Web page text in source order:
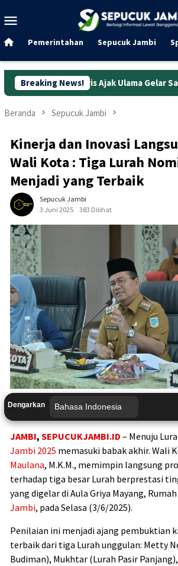
ke
Mobile
Pemerintahan Sepucuk Jambi
Breaking News!
Ajak Ulama Gelar Salat Istisqa
Beranda Sepucuk Jambi
Kinerja dan Inovasi
Wali Kota : Tiga Lurah
Menjadi yang Terbaik
Sepucuk Jambi
3 Juni 2025
383 Dilihat
Dengarkan
JAMBI, SEPUCUKJAMBI.ID – Menuju
Jambi 2025 memasuki babak akhir. Wali
Maulana, M.K.M., memimpin langsung
terhadap tiga besar Lurah berprestasi
yang digelar di Aula Griya Mayang,
Jambi, pada Selasa (3/6/2025).
Penilaian ini menjadi ajang pembuktian
terbaik dari tiga Lurah unggulan: Metty
Budiman), Mukhtar (Lurah Pasir